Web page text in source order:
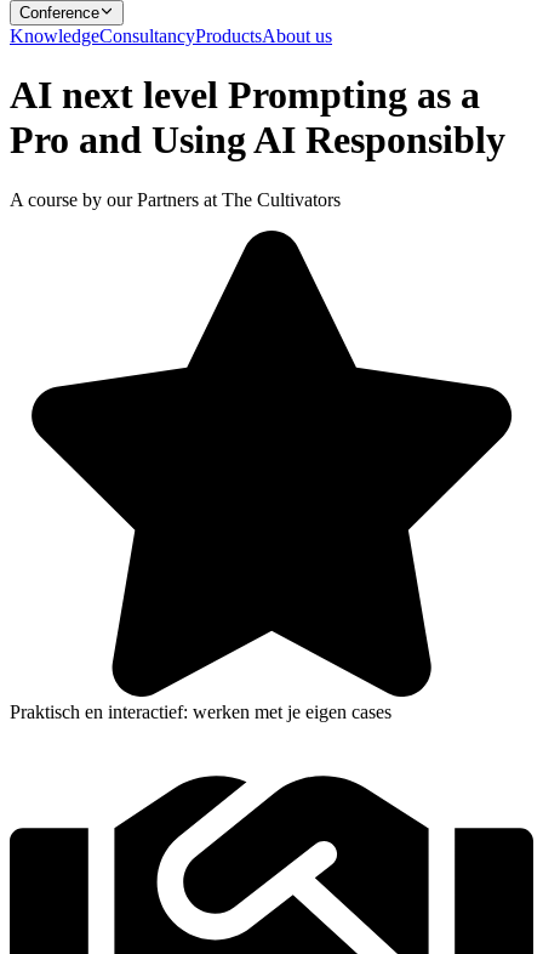
Conference
KnowledgeConsultancyProductsAbout us
AI next level Prompting as a
Pro and Using AI Responsibly
A course by our Partners at The Cultivators
Praktisch en interactief: werken met je eigen cases